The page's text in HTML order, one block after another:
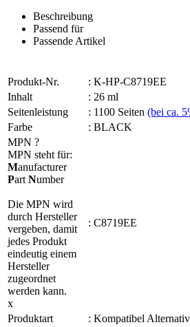
Beschreibung
Passend für
Passende Artikel
Produkt-Nr. : K-HP-C8719EE
Inhalt
: 26 ml
Seitenleistung
: 1100 Seiten (bei ca.
Farbe
: BLACK
MPN ?
MPN steht für:
Manufacturer
Part Number
Die MPN wird
durch Hersteller
vergeben, damit
jedes Produkt
eindeutig einem
Hersteller
zugeordnet
werden kann.
x
: C8719EE
Produktart : Kompatibel